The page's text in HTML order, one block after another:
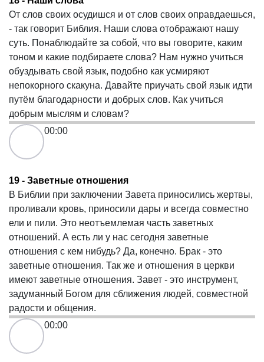
От слов своих осудишся и от слов своих оправдаешься,
- так говорит Библия. Наши слова отображают нашу
суть. Понаблюдайте за собой, что вы говорите, каким
тоном и какие подбираете слова? Нам нужно учиться
обуздывать свой язык, подобно как усмиряют
непокорного скакуна. Давайте приучать свой язык идти
путём благодарности и добрых слов. Как учиться
добрым мыслям и словам?
00:00
19 - Заветные отношения
В Библии при заключении Завета приносились жертвы,
проливали кровь, приносили дары и всегда совместно
ели и пили. Это неотъемлемая часть заветных
отношений. А есть ли у нас сегодня заветные
отношения с кем нибудь? Да, конечно. Брак - это
заветные отношения. Так же и отношения в церкви
имеют заветные отношения. Завет - это инструмент,
задуманный Богом для сближения людей, совместной
радости и общения.
00:00